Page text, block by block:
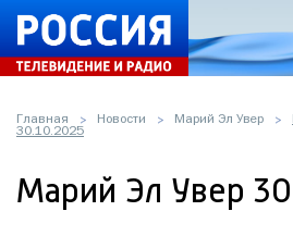
Главная Новости Марий Эл Увер
30.10.2025
Марий Эл Увер